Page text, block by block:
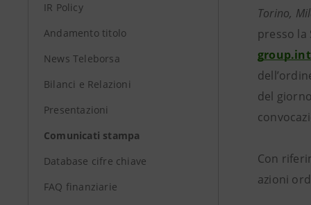
IR Policy
Andamento titolo
News Teleborsa
Bilanci e Relazioni
Presentazioni
Comunicati stampa
Database cifre chiave
FAQ finanziarie
Torino,
presso la
del
Con
azioni